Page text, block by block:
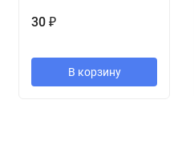
30 ₽
В корзину